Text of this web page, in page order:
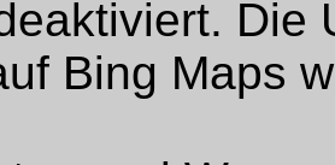
Die
Bing Maps